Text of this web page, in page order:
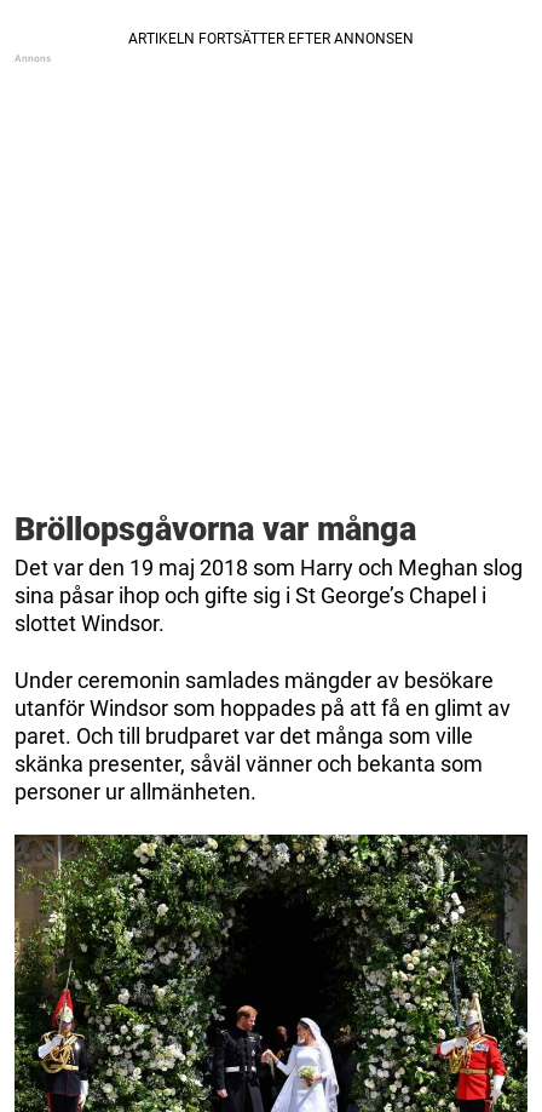
Bröllopsgåvorna var många
Det var den 19 maj 2018 som Harry och Meghan slog
sina påsar ihop och gifte sig i St George’s Chapel i
slottet Windsor.
Under ceremonin samlades mängder av besökare
utanför Windsor som hoppades på att få en glimt av
paret. Och till brudparet var det många som ville
skänka presenter, såväl vänner och bekanta som
personer ur allmänheten.